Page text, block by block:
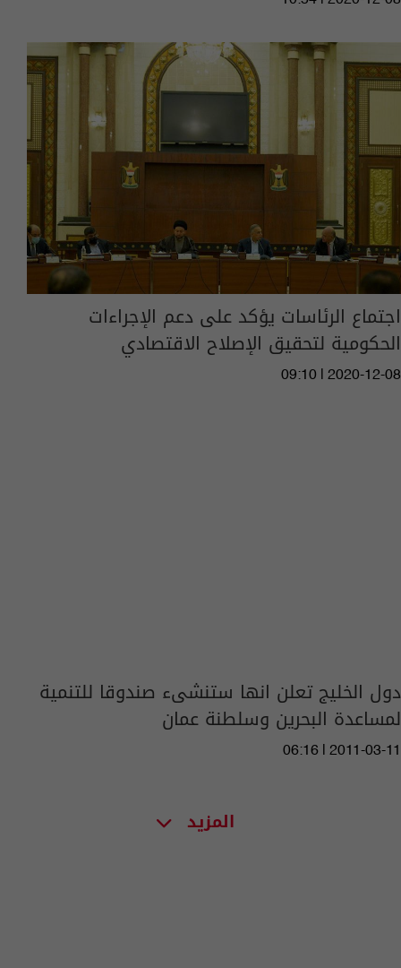
اجتماع الرئاسات يؤكد على دعم الإجراءات
الحكومية لتحقيق الإصلاح الاقتصادي
09:10 | 2020-12-08
دول الخليج تعلن انها ستنشىء صندوقا للتنمية
لمساعدة البحرين وسلطنة عمان
06:16 | 2011-03-11
المزيد